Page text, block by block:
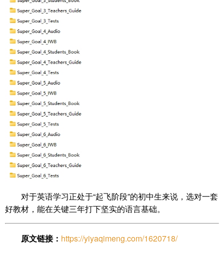
对于英语学习正处于“起飞阶段”的初中生来说，选对一套
好教材，能在关键三年打下坚实的语言基础。
原文链接： https://yiyaqimeng.com/1620718/